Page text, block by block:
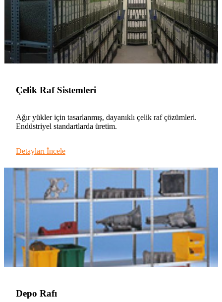
Çelik Raf Sistemleri
Ağır yükler için tasarlanmış, dayanıklı çelik raf çözümleri.
Endüstriyel standartlarda üretim.
Detayları İncele
Depo Rafı